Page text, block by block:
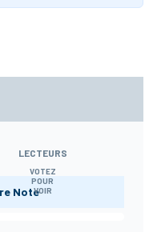
LECTEURS
VOTEZ
POUR
VOIR
Note